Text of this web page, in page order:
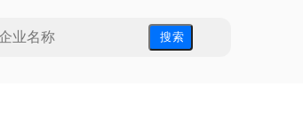
搜 索